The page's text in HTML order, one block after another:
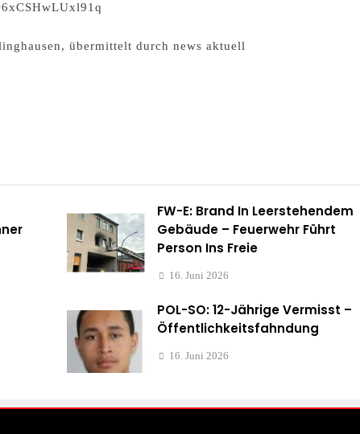
übermittelt durch news aktuell
FW-E: Brand In Leerstehendem
Gebäude – Feuerwehr Führt
Person Ins Freie
16. Juni 2026
POL-SO: 12-Jährige Vermisst –
Öffentlichkeitsfahndung
16. Juni 2026